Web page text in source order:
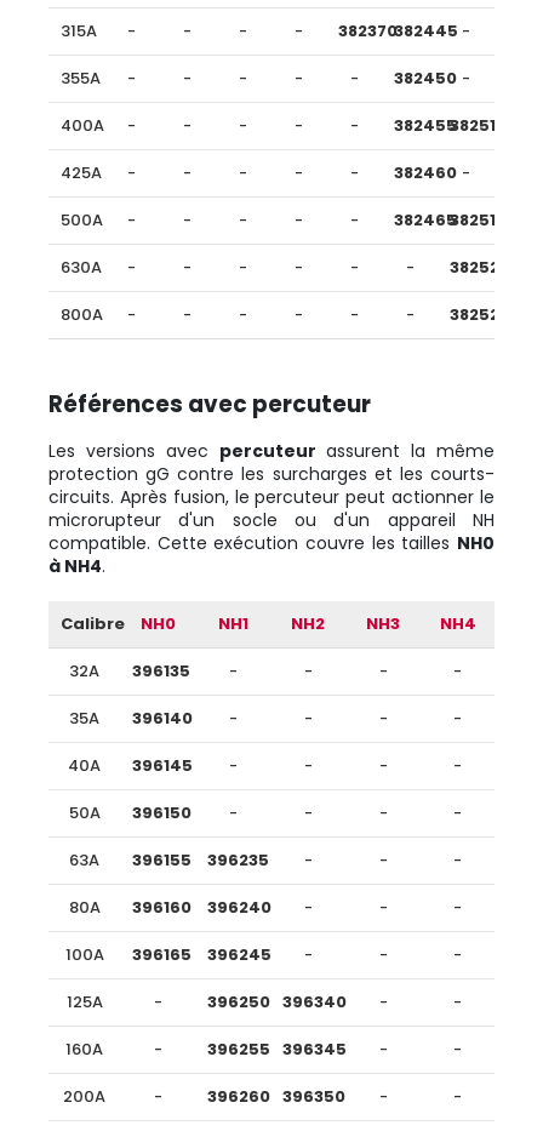
315A - - - - 382370382445 -
355A - - - - - 382450 -
400A - - - - - 382455382510
425A - - - - - 382460 -
500A - - - - - 382465382515
630A - - - - - - 382520
800A - - - - - - 382525
Références avec percuteur
Les versions avec percuteur assurent la même
protection gG contre les surcharges et les courts-
circuits. Après fusion, le percuteur peut actionner le
microrupteur d'un socle ou d'un appareil NH
compatible. Cette exécution couvre les tailles NH0
à NH4.
Calibre NH0 NH1 NH2 NH3 NH4
32A 396135 - - - -
35A 396140 - - - -
40A 396145 - - - -
50A 396150 - - - -
63A 396155 396235 - - -
80A 396160 396240 - - -
100A 396165 396245 - - -
125A - 396250 396340 - -
160A - 396255 396345 - -
200A - 396260 396350 - -